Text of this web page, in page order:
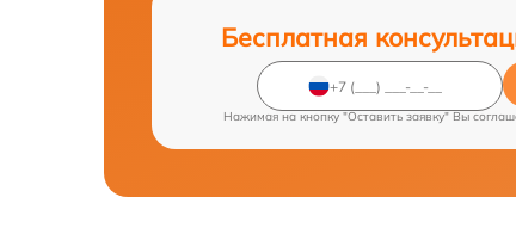
Бесплатная
Нажимая на кнопку "Оставить заявку" Вы